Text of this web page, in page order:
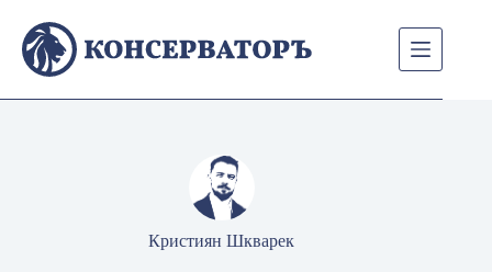
content
Кристиян Шкварек